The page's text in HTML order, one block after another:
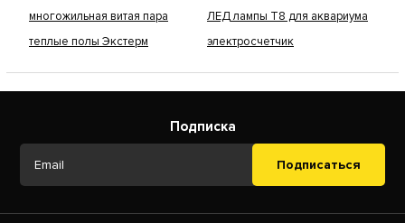
многожильная витая пара
ЛЕД лампы Т8 для аквариума
теплые полы Экстерм
электросчетчик
Подписка
Подписаться